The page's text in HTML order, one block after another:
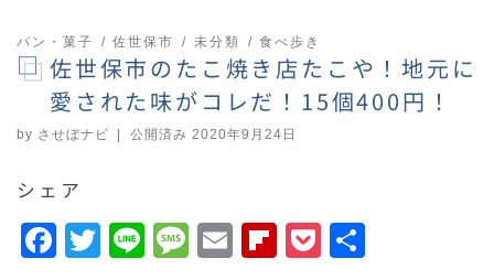
パン・菓子 佐世保市 未分類 食べ歩き
佐世保市のたこ焼き店たこや！地元に
愛された味がコレだ！15個400円！
by させぼナビ | 公開済み 2020年9月24日
シェア
F T Li M E F P